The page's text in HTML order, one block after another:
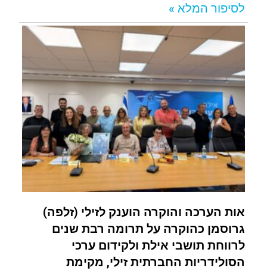
לסיפור המלא »
אות הערכה והוקרה הוענק לזילי (זלפה)
גרוסמן כהוקרה על תרומה רבת שנים
לרווחת תושבי אילת ולקידום ערכי
הסולידריות החברתית זילי, מקימת